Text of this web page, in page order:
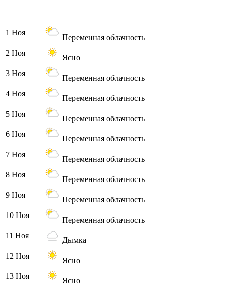
1 Ноя
Переменная облачность
2 Ноя
Ясно
3 Ноя
Переменная облачность
4 Ноя
Переменная облачность
5 Ноя
Переменная облачность
6 Ноя
Переменная облачность
7 Ноя
Переменная облачность
8 Ноя
Переменная облачность
9 Ноя
Переменная облачность
10 Ноя
Переменная облачность
11 Ноя
Дымка
12 Ноя
Ясно
13 Ноя
Ясно